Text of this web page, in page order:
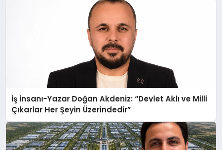
İş İnsanı-Yazar Doğan Akdeniz: “Devlet Aklı ve Milli
Çıkarlar Her Şeyin Üzerindedir”